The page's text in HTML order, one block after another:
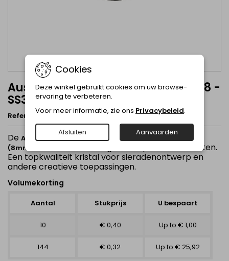
Austrian Crystal Jet Hematite 1088 -
SS39 8mm Jet Hematite
Referentie 1088-8mm-Jet Hem MerkAustrian Crystal
De Austrian Crystal Crystal Jet Hematite 1088 SS39
(8mm)
biedt een intense glans en precieze facetten.
Een topkwaliteit kristal voor sieradenontwerp en
andere creatieve toepassingen.
Volumekorting
Aantal Stukprijs U bespaart
10 € 0,40 Up to € 1,00
144 € 0,32 Up to € 25,92
Cookies
Deze winkel gebruikt cookies om uw browse-
ervaring te verbeteren.
Voor meer informatie, zie ons Privacybeleid.
Afsluiten Aanvaarden